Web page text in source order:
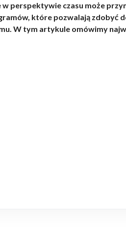
perspektywie czasu może
które pozwalają zdobyć
W tym artykule omówimy